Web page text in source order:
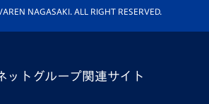
NAGASAKI. ALL RIGHT RESERVED.
ットグループ関連サイト